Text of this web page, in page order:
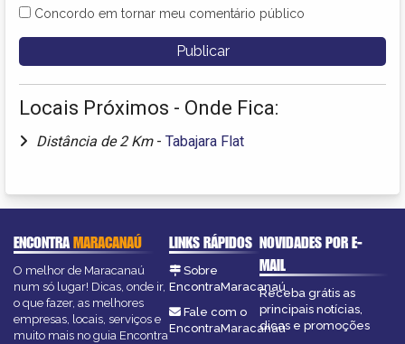
Concordo em tornar meu comentário público
Locais Próximos - Onde Fica:
Distância de 2 Km - Tabajara Flat
ENCONTRAMARACANAÚ
O melhor de Maracanaú
num só lugar! Dicas, onde ir,
o que fazer, as melhores
empresas, locais, serviços e
muito mais no guia Encontra
LINKS RÁPIDOS
Sobre
EncontraMaracanaú
Fale com o
EncontraMaracanaú
NOVIDADES POR E-
MAIL
Receba grátis as
principais notícias,
dicas e promoções